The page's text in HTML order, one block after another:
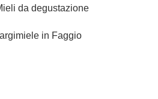
da degustazione
in Faggio